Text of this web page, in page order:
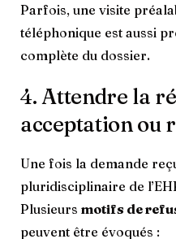
Parfois, une visite
téléphonique est aussi
complète du dossier.
4. Attendre la
acceptation ou
Une fois la demande
pluridisciplinaire de
Plusieurs motifs de
peuvent être évoqués :